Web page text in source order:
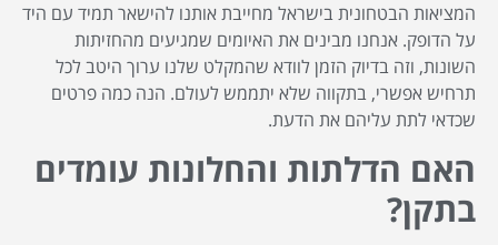
המציאות הבטחונית בישראל מחייבת אותנו להישאר תמיד עם היד
על הדופק. אנחנו מבינים את האיומים שמגיעים מהחזיתות
השונות, וזה בדיוק הזמן לוודא שהמקלט שלנו ערוך היטב לכל
תרחיש אפשרי, בתקווה שלא יתממש לעולם. הנה כמה פרטים
שכדאי לתת עליהם את הדעת.
האם הדלתות והחלונות עומדים
בתקן?